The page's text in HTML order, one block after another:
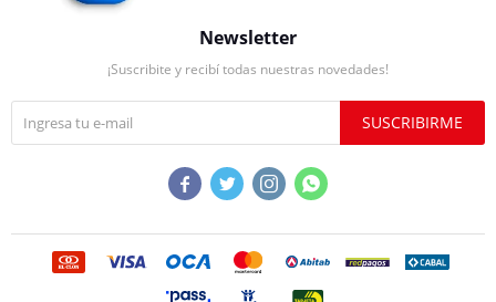
Newsletter
¡Suscribite y recibí todas nuestras novedades!
SUSCRIBIRME
   